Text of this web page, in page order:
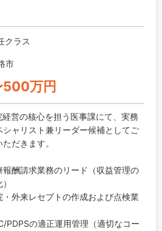
クラス
市
500万円
営の核心を担う医事課にて、実務
シャリスト兼リーダー候補としてご
だきます。
報酬請求業務のリード（収益管理の
・外来レセプトの作成および点検業
PDPSの適正運用管理（適切なコー